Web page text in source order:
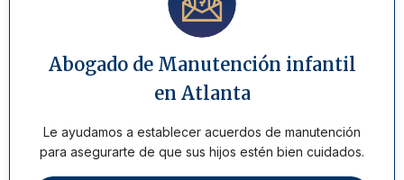
Abogado de Manutención infantil
en Atlanta
Le ayudamos a establecer acuerdos de manutención
para asegurarte de que sus hijos estén bien cuidados.